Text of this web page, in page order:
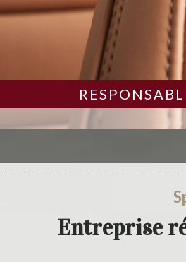
Entreprise